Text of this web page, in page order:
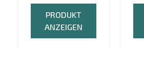
PRODUKT
ANZEIGEN